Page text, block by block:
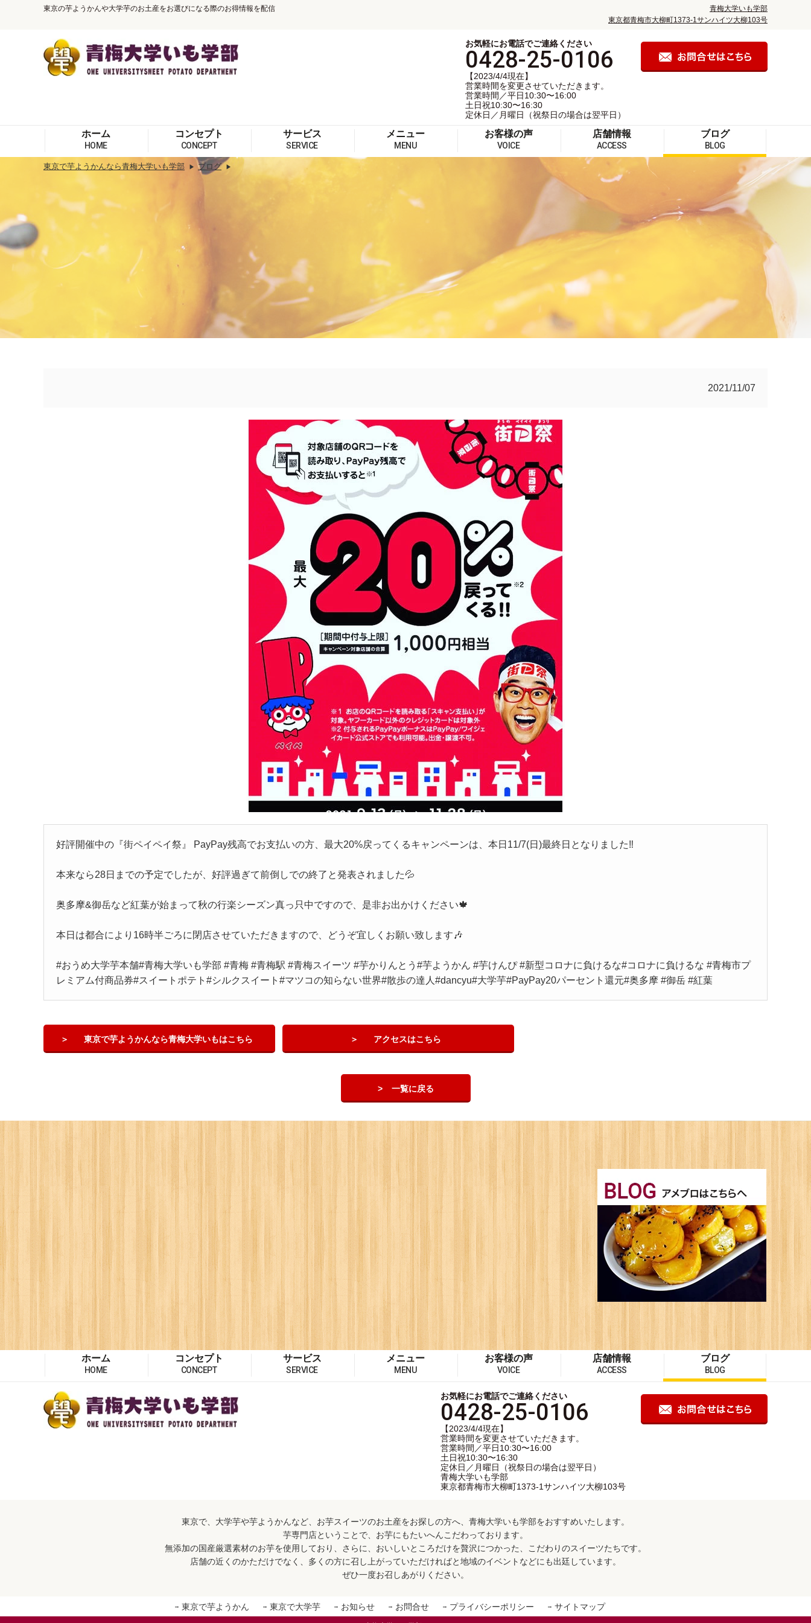
青梅大学いも学部
東京都青梅市大柳町1373-1サンハイツ大柳103号
東京の芋ようかんや大学芋のお土産をお選びになる際のお得情報を配信
お気軽にお電話でご連絡ください
0428-25-0106
【2023/4/4現在】
営業時間を変更させていただきます。
営業時間／平日10:30〜16:00
土日祝10:30〜16:30
定休日／月曜日（祝祭日の場合は翌平日）
ホーム
HOME
コンセプト
CONCEPT
サービス
SERVICE
メニュー
MENU
お客様の声
VOICE
店舗情報
ACCESS
ブログ
BLOG
東京で芋ようかんなら青梅大学いも学部 ブログ
2021/11/07
好評開催中の『街ペイペイ祭』 PayPay残高でお支払いの方、最大20%戻ってくるキャンペーンは、本日11/7(日)最終日となりました‼️
本来なら28日までの予定でしたが、好評過ぎて前倒しでの終了と発表されました💦
奥多摩&御岳など紅葉が始まって秋の行楽シーズン真っ只中ですので、是非お出かけください🍁
本日は都合により16時半ごろに閉店させていただきますので、どうぞ宜しくお願い致します🎶
#おうめ大学芋本舗#青梅大学いも学部 #青梅 #青梅駅 #青梅スイーツ #芋かりんとう#芋ようかん #芋けんぴ #新型コロナに負けるな#コロナに負けるな #青梅市プ
レミアム付商品券#スイートポテト#シルクスイート#マツコの知らない世界#散歩の達人#dancyu#大学芋#PayPay20パーセント還元#奥多摩 #御岳 #紅葉
東京で芋ようかんなら青梅大学いもはこちら アクセスはこちら
一覧に戻る
ホーム
HOME
コンセプト
CONCEPT
サービス
SERVICE
メニュー
MENU
お客様の声
VOICE
店舗情報
ACCESS
ブログ
BLOG
お気軽にお電話でご連絡ください
0428-25-0106
【2023/4/4現在】
営業時間を変更させていただきます。
営業時間／平日10:30〜16:00
土日祝10:30〜16:30
定休日／月曜日（祝祭日の場合は翌平日）
青梅大学いも学部
東京都青梅市大柳町1373-1サンハイツ大柳103号
東京で、大学芋や芋ようかんなど、お芋スイーツのお土産をお探しの方へ、青梅大学いも学部をおすすめいたします。
芋専門店ということで、お芋にもたいへんこだわっております。
無添加の国産厳選素材のお芋を使用しており、さらに、おいしいところだけを贅沢につかった、こだわりのスイーツたちです。
店舗の近くのかただけでなく、多くの方に召し上がっていただければと地域のイベントなどにも出廷しています。
ぜひ一度お召しあがりください。
東京で芋ようかん 東京で大学芋 お知らせ お問合せ プライバシーポリシー サイトマップ